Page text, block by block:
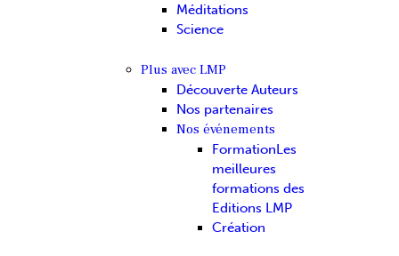
Méditations
Science
Plus avec LMP
Découverte Auteurs
Nos partenaires
Nos événements
FormationLes
meilleures
formations des
Editions LMP
Création